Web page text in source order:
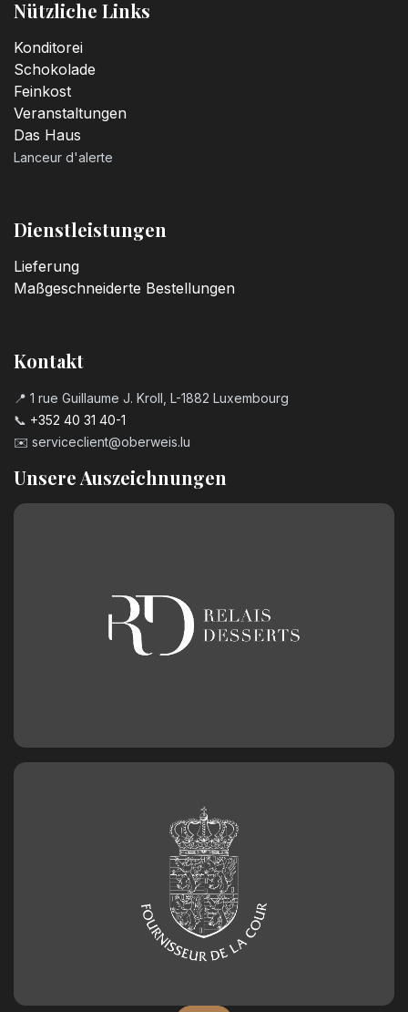
Nützliche Links
Konditorei
Schokolade
Feinkost
Veranstaltungen
Das Haus
Lanceur d'alerte
Dienstleistungen
Lieferung
Maßgeschneiderte Bestellungen
Kontakt
📍 1 rue Guillaume J. Kroll, L-1882 Luxembourg
📞 +352 40 31 40-1
✉️ serviceclient@oberweis.lu
Unsere Auszeichnungen